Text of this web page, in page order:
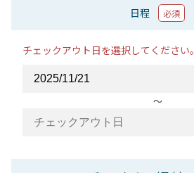
日程 必須
チェックアウト日を選択してください。
〜